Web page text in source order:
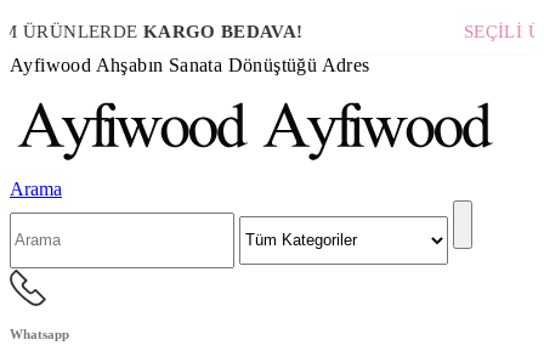
KARGO BEDAVA! SEÇİLİ
Ayfiwood Ahşabın Sanata Dönüştüğü Adres
Arama
Whatsapp